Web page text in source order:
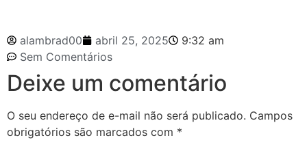
alambrad00 abril 25, 2025
9:32 am
Sem Comentários
Deixe um comentário
O seu endereço de e-mail não será publicado. Campos
obrigatórios são marcados com *